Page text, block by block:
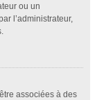
ou un
l’administrateur,
associées à des